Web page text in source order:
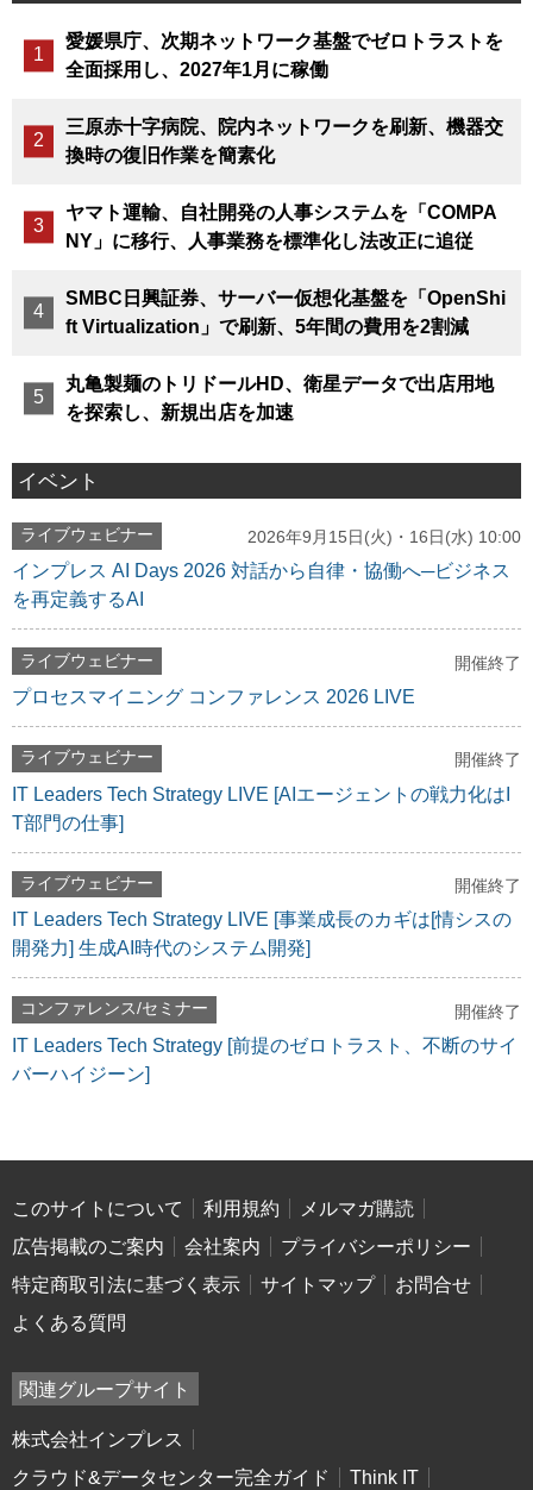
愛媛県庁、次期ネットワーク基盤でゼロトラストを
全面採用し、2027年1月に稼働
三原赤十字病院、院内ネットワークを刷新、機器交
換時の復旧作業を簡素化
ヤマト運輸、自社開発の人事システムを「COMPA
NY」に移行、人事業務を標準化し法改正に追従
SMBC日興証券、サーバー仮想化基盤を「OpenShi
ft Virtualization」で刷新、5年間の費用を2割減
丸亀製麺のトリドールHD、衛星データで出店用地
を探索し、新規出店を加速
イベント
ライブウェビナー 2026年9月15日(火)・16日(水) 10:00
インプレス AI Days 2026 対話から自律・協働へ─ビジネス
を再定義するAI
ライブウェビナー 開催終了
プロセスマイニング コンファレンス 2026 LIVE
ライブウェビナー 開催終了
IT Leaders Tech Strategy LIVE [AIエージェントの戦力化はI
T部門の仕事]
ライブウェビナー 開催終了
IT Leaders Tech Strategy LIVE [事業成長のカギは[情シスの
開発力] 生成AI時代のシステム開発]
コンファレンス/セミナー 開催終了
IT Leaders Tech Strategy [前提のゼロトラスト、不断のサイ
バーハイジーン]
このサイトについて 利用規約
メルマガ購読
広告掲載のご案内
会社案内
プライバシーポリシー
特定商取引法に基づく表示
サイトマップ
お問合せ
よくある質問
関連グループサイト
株式会社インプレス
クラウド&データセンター完全ガイド
Think IT